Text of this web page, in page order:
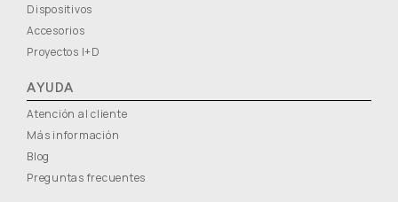
Dispositivos
Accesorios
Proyectos I+D
AYUDA
Atención al cliente
Más información
Blog
Preguntas frecuentes